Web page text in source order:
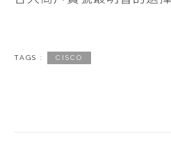
TAGS : CISCO